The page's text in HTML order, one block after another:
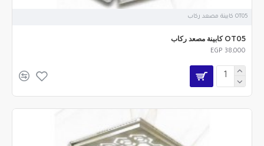
OT05 كابينة مصعد ركاب
OT05 كابينة مصعد ركاب
EGP 38,000